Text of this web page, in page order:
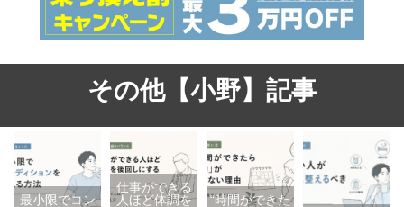
その他【小野】記事
最小限でコン
仕事ができる
人ほど体調を
“時間ができた